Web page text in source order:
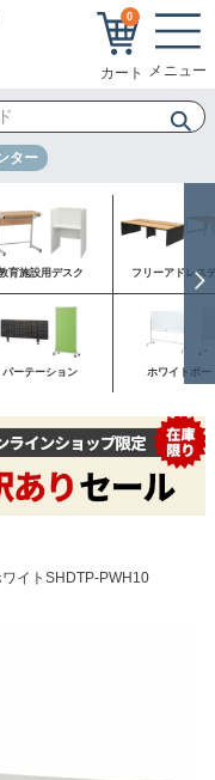
0
ター
育施設用デスク フリーアドレス
パーテーション ホワイトボー
イトSHDTP-PWH10